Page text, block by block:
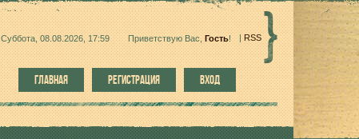
Суббота, 08.08.2026, 17:59 Приветствую Вас Гость! | RSS
ГЛАВНАЯ РЕГИСТРАЦИЯ ВХОД